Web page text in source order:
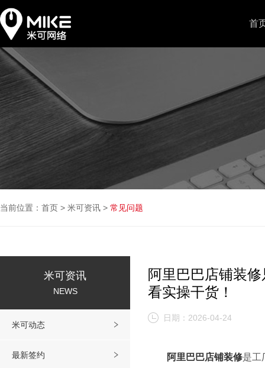
首
当前位置： 首页 > 米可资讯 > 常见问题
米可资讯
NEWS
米可动态
最新签约
阿里巴巴店铺装
看实操干货！
日期：2026-04-24
阿里巴巴店铺装修是工